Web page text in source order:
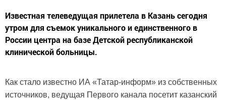
Известная телеведущая прилетела в Казань сегодня
утром для съемок уникального и единственного в
России центра на базе Детской республиканской
клинической больницы.
Как стало известно ИА «Татар-информ» из собственных
источников, ведущая Первого канала посетит казанский